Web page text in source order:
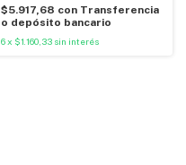
$5.917,68 con Transferencia
o depósito bancario
6 x $1.160,33 sin interés